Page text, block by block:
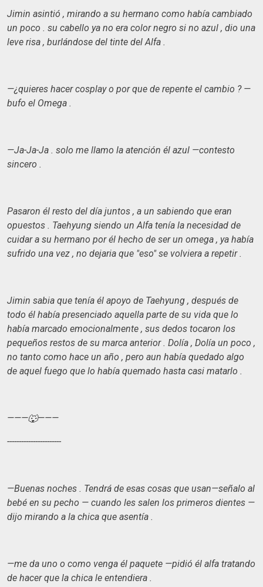
Jimin asintió , mirando a su hermano como había cambiado
un poco . su cabello ya no era color negro si no azul , dio una
leve risa , burlándose del tinte del Alfa .
—¿quieres hacer cosplay o por que de repente el cambio ? —
bufo el Omega .
—Ja-Ja-Ja . solo me llamo la atención él azul —contesto
sincero .
Pasaron él resto del día juntos , a un sabiendo que eran
opuestos . Taehyung siendo un Alfa tenía la necesidad de
cuidar a su hermano por él hecho de ser un omega , ya había
sufrido una vez , no dejaria que "eso" se volviera a repetir .
Jimin sabia que tenía él apoyo de Taehyung , después de
todo él había presenciado aquella parte de su vida que lo
había marcado emocionalmente , sus dedos tocaron los
pequeños restos de su marca anterior . Dolía , Dolía un poco ,
no tanto como hace un año , pero aun había quedado algo
de aquel fuego que lo había quemado hasta casi matarlo .
———🐺———
-----------------------
—Buenas noches . Tendrá de esas cosas que usan—señalo al
bebé en su pecho — cuando les salen los primeros dientes —
dijo mirando a la chica que asentía .
—me da uno o como venga él paquete —pidió él alfa tratando
de hacer que la chica le entendiera .